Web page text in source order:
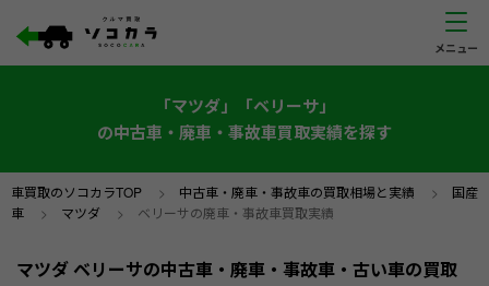
「マツダ」「ベリーサ」
の中古車・廃車・事故車買取実績を探す
車買取のソコカラTOP > 中古車・廃車・事故車の買取相場と実績 > 国産
車 > マツダ > ベリーサの廃車・事故車買取実績
マツダ ベリーサの中古車・廃車・事故車・古い車の買取